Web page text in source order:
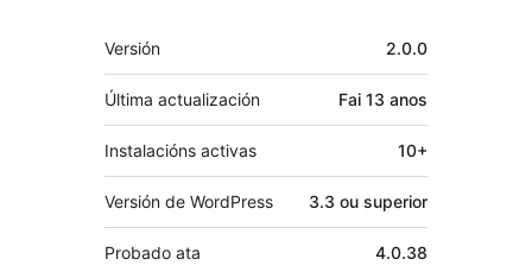
Meta
Versión 2.0.0
Última actualización Fai 13 anos
Instalacións activas 10+
Versión de WordPress 3.3 ou superior
Probado ata 4.0.38